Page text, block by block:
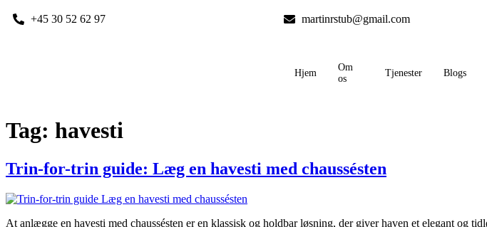
+45 30 52 62 97 martinrstub@gmail.com
Hjem
Om
os
Tjenester Blogs
Tag: havesti
Trin-for-trin guide: Læg en havesti med chaussésten
At anlægge en havesti med chaussésten er en klassisk og holdbar løsning, der giver haven et elegant og